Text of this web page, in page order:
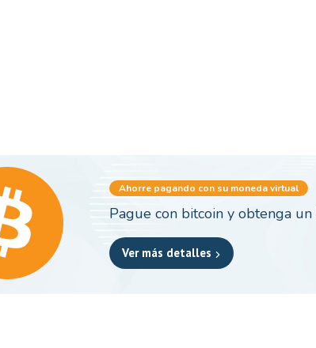
Ahorre pagando con su moneda virtual
Pague con bitcoin y obtenga un
Ver más detalles